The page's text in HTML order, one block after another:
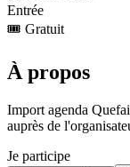
Entrée
🎟️ Gratuit
À propos
Import agenda
auprès de
Je participe